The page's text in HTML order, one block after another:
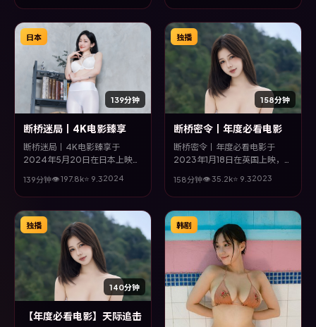
类型为主线，影片以冷峻镜头与
饱满表演，呈现人物在极端情境
下的蜕变与救赎。
线，改编自真实事件与社会议
题，兼具娱乐性与思考空间。
139分钟
日本
断桥迷局丨4K电影臻享
断桥迷局丨4K电影臻享于
2024年5月20日在日本上映，
青云、周迅等主演。全片以惊悚
类型为主线，改编自真实事件与
社会议题，兼具娱乐性与思考空
间。
139分钟👁197.8k⭐ 9.32024
158分钟
独播
断桥密令丨年度必看电影
断桥密令丨年度必看电影于
2023年1月18日在英国上映，由
等主演。全片以战争类型为主
线，影片以冷峻镜头与饱满表
演，呈现人物在极端情境下的蜕
变与救赎。
158分钟👁35.2k⭐ 9.32023
140分钟
独播
【年度必看电影】天际追击
韩剧